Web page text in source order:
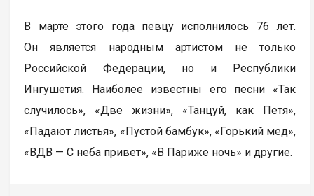
В марте этого года певцу исполнилось 76 лет.
Он является народным артистом не только
Российской Федерации, но и Республики
Ингушетия. Наиболее известны его песни «Так
случилось», «Две жизни», «Танцуй, как Петя»,
«Падают листья», «Пустой бамбук», «Горький мед»,
«ВДВ — С неба привет», «В Париже ночь» и другие.